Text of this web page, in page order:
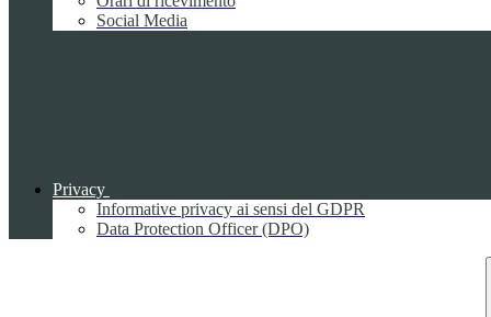
Social Media
Privacy
Informative privacy ai sensi del GDPR
Data Protection Officer (DPO)